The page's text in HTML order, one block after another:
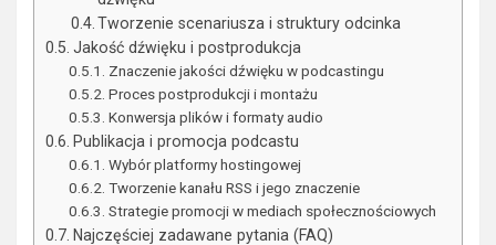
Tworzenie scenariusza i struktury odcinka
Jakość dźwięku i postprodukcja
Znaczenie jakości dźwięku w podcastingu
Proces postprodukcji i montażu
Konwersja plików i formaty audio
Publikacja i promocja podcastu
Wybór platformy hostingowej
Tworzenie kanału RSS i jego znaczenie
Strategie promocji w mediach społecznościowych
Najczęściej zadawane pytania (FAQ)